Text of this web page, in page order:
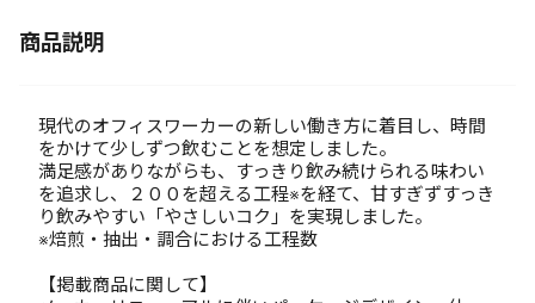
商品説明
現代のオフィスワーカーの新しい働き方に着目し、時間
をかけて少しずつ飲むことを想定しました。
満足感がありながらも、すっきり飲み続けられる味わい
を追求し、２００を超える工程※を経て、甘すぎずすっき
り飲みやすい「やさしいコク」を実現しました。
※焙煎・抽出・調合における工程数
【掲載商品に関して】